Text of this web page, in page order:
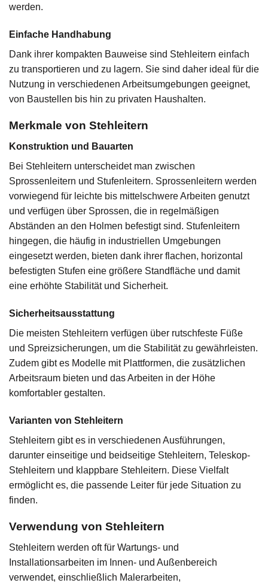
werden.
Einfache Handhabung
Dank ihrer kompakten Bauweise sind Stehleitern einfach
zu transportieren und zu lagern. Sie sind daher ideal für die
Nutzung in verschiedenen Arbeitsumgebungen geeignet,
von Baustellen bis hin zu privaten Haushalten.
Merkmale von Stehleitern
Konstruktion und Bauarten
Bei Stehleitern unterscheidet man zwischen
Sprossenleitern und Stufenleitern. Sprossenleitern werden
vorwiegend für leichte bis mittelschwere Arbeiten genutzt
und verfügen über Sprossen, die in regelmäßigen
Abständen an den Holmen befestigt sind. Stufenleitern
hingegen, die häufig in industriellen Umgebungen
eingesetzt werden, bieten dank ihrer flachen, horizontal
befestigten Stufen eine größere Standfläche und damit
eine erhöhte Stabilität und Sicherheit.
Sicherheitsausstattung
Die meisten Stehleitern verfügen über rutschfeste Füße
und Spreizsicherungen, um die Stabilität zu gewährleisten.
Zudem gibt es Modelle mit Plattformen, die zusätzlichen
Arbeitsraum bieten und das Arbeiten in der Höhe
komfortabler gestalten.
Varianten von Stehleitern
Stehleitern gibt es in verschiedenen Ausführungen,
darunter einseitige und beidseitige Stehleitern, Teleskop-
Stehleitern und klappbare Stehleitern. Diese Vielfalt
ermöglicht es, die passende Leiter für jede Situation zu
finden.
Verwendung von Stehleitern
Stehleitern werden oft für Wartungs- und
Installationsarbeiten im Innen- und Außenbereich
verwendet, einschließlich Malerarbeiten,